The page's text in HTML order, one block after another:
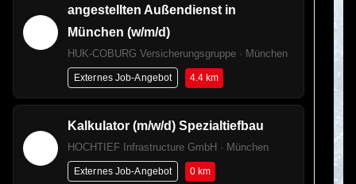
angestellten Außendienst in
München (w/m/d)
HUK-COBURG Versicherungsgruppe · München
Externes Job-Angebot 4.4 km
Kalkulator (m/w/d) Spezialtiefbau
HOCHTIEF Infrastructure GmbH · München
Externes Job-Angebot 0 km